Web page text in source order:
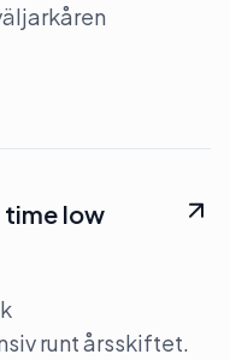
time low
runt årsskiftet.